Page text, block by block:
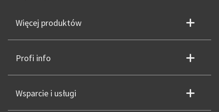
Więcej produktów
Profi info
Wsparcie i usługi